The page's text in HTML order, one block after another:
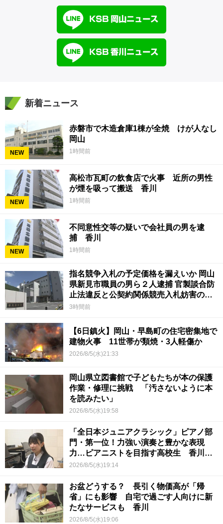
新着ニュース
NEW
赤磐市で木造倉庫1棟が全焼 けが人なし
岡山
1時間前
NEW
高松市瓦町の飲食店で火事 近所の男性
が煙を吸って搬送 香川
1時間前
NEW
不同意性交等の疑いで会社員の男を逮
捕 香川
1時間前
指名競争入札の予定価格を漏えいか 岡山
県新見市職員の男ら２人逮捕 官製談合防
止法違反と公契約関係競売入札妨害の疑
い
3時間前
【6日鎮火】岡山・早島町の住宅密集地で
建物火事 11世帯が類焼・3人軽傷か
2026/8/5(水)21:33
岡山県立図書館で子どもたちが本の保護
作業・修理に挑戦 「汚さないように本
を読みたい」
2026/8/5(水)19:58
「全日本ジュニアクラシック」ピアノ部
門・第一位！力強い演奏と豊かな表現
力…ピアニストを目指す高校生 香川
【青春のキセキ】
2026/8/5(水)19:14
お盆どうする？ 長引く物価高が「帰
省」にも影響 自宅で過ごす人向けに新
たなサービスも 香川
2026/8/5(水)19:06